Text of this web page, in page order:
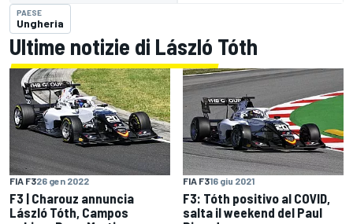
PAESE
Ungheria
Ultime notizie di László Tóth
FIA F326 gen 2022
F3 | Charouz annuncia
László Tóth, Campos
FIA F316 giu 2021
F3: Tóth positivo al COVID,
salta il weekend del Paul